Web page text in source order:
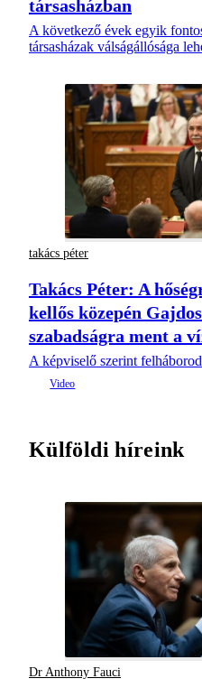
társasházban
A következő évek egyik
társasházak válságállósága
takács péter
Takács Péter: A
kellős közepén
szabadságra ment a
A képviselő szerint
Külföldi híreink
Dr Anthony Fauci